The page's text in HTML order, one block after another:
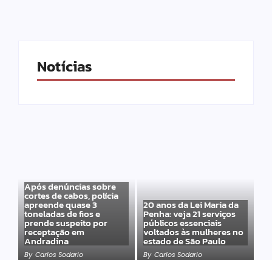
Notícias
Após denúncias sobre
cortes de cabos, polícia
apreende quase 3
toneladas de fios e
prende suspeito por
receptação em
Andradina
By Carlos Sodario
20 anos da Lei Maria da
Penha: veja 21 serviços
públicos essenciais
voltados às mulheres no
estado de São Paulo
By Carlos Sodario